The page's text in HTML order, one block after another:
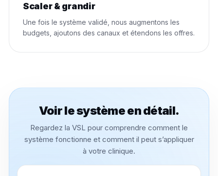
Scaler & grandir
Une fois le système validé, nous augmentons les
budgets, ajoutons des canaux et étendons les offres.
Voir le système en détail.
Regardez la VSL pour comprendre comment le
système fonctionne et comment il peut s’appliquer
à votre clinique.